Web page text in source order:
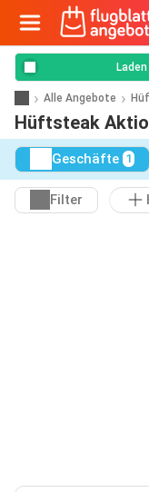
Alle Angebote
Hüftsteak
Geschäfte 1
Filter